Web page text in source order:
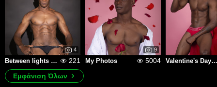
4
Between lights and temptations. 221
9
My Photos 5004 Valentine's Day is getting hot 🔥
Εμφάνιση Όλων